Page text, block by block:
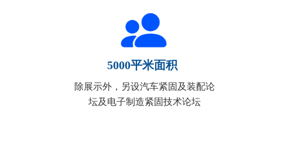
5000平米面积
除展示外，另设汽车紧固及装配论
坛及电子制造紧固技术论坛